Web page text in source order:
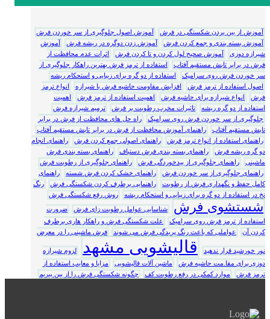
آموزش از بین بردن شکستگی در فرش
آموزش اصول جلوگیری از سر خوردن فرش
آموزش بسته بندی و جمع کردن فرش
آموزش زدن دوگره در ریشه فرش
آموزش
شیرازه دوزی
آموزش صحیح لول کردن و تا کردن فرش
اثرات عدم محافظت از
فرش در برابر تابش مستقیم آفتاب
استفاده از ترمز فرش بهترین راهکار جلوگیری از
سر خوردن فرش روی سرامیک
استفاده از دو گره برای زیبایی و استحکام ریشه
اصول استفاده از ترمز فرش
افزایش مقاومت حاشیه فرش با شیرازه
انواع ترمز
فرش
انواع شیرازه برای حاشیه فرش اهمیت استفاده از ترمز فرش
اهمیت
استفاده از دو گره ریشه
تاثیرات مخرب رطوبت بر فرش
ترمیم شیرازه فرش
جلوگیری از سر خوردن فرش روی سرامیک
راه حل های محافظت از فرش در برابر
تابش مستقیم آفتاب
راهنمای آموزش محافظت از فرش در برابر تابش مستقیم آفتاب
راهنمای استفاده از انواع ترمز فرش
راهنمای اصولی جمع کردن فرش
راهنمای انجام
دو گره ریشه فرش
راهنمای بسته بندی فرش دستباف
راهنمای بسته بندی فرش
ماشینی
راهنمای جلوگیری از بیدخوردگی فرش
راهنمای جلوگیری از رطوبت فرش
راهنمای جلوگیری از سر خوردن فرش
راهنمای خشک کردن فرش شسته
راهنمای
کامل حفظ و نگهداری فرش از رطوبت
راهنمایی برطرف کردن شکستگی فرش
رنگ
نخ در استفاده از دو گره برای زیبایی و استحکام ریشه
روش رفع شکستگی فرش
شستشوی فرش شناسایی عوامل رطوبت زای فرش
ضرورت
استفاده از ترمز فرش روی سرامیک
علت شکستگی فرش و راهکار هاری برطرف
کردن آن
عواملی که باعث رنگ پریدگی فرش می شوند فرش ماشینی را در معرض
نور خورشید قرار ندهید قالیشویی مشهد
لزوم شیرازه
دوزی برای مقا.مت حاشیه فرش
ماشین آلات قالیشویی
مزایا و معایب استفاده از
ترمز فرش
موارد کمکی در رفع رطوبت کف چگونه شکستگی فرش را از بین ببریم